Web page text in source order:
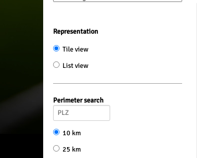
Representation
Tile view
List view
Perimeter search
10 km
25 km